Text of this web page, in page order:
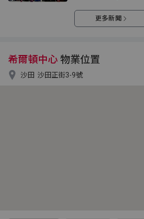
更多新聞
希爾頓中心 物業位置
 沙田 沙田正街3-9號